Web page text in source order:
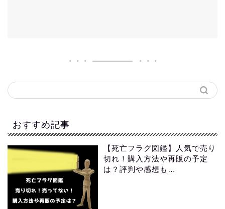
おすすめ記事
【死亡フラグ図鑑】人気で売り
切れ！購入方法や再販の予定
は？評判や感想も…